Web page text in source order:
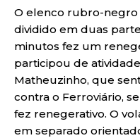
O elenco rubro-
dividido em duas
minutos fez um
participou de
Matheuzinho, que
contra o Ferroviário,
fez renegerativo. O
em separado